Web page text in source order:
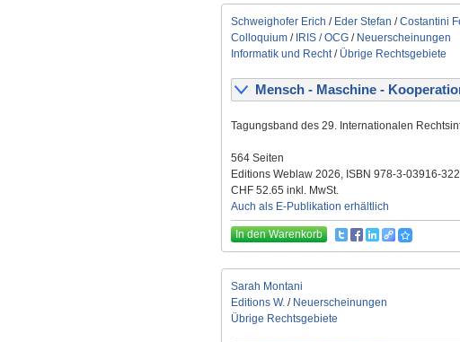
Schweighofer Erich / Eder Stefan /Costantini
Colloquium / IRIS / OCG / Neuerscheinungen
Informatik und Recht/ Übrige Rechtsgebiete
Mensch - Maschine -
Tagungsband des 29. Internationalen
564 Seiten
Editions Weblaw 2026, ISBN 978-3-03916-
CHF 52.65 inkl. MwSt.
Auch als E-Publikation erhältlich
In den Warenkorb
Sarah Montani
Editions W. / Neuerscheinungen
Übrige Rechtsgebiete